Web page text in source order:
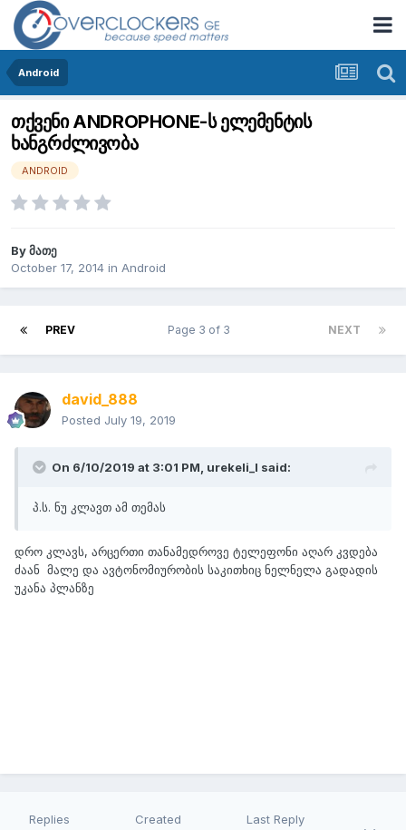
Android
თქვენი ANDROPHONE-ს ელემენტის
ხანგრძლივობა
ANDROID
Byმათე
October 17, 2014 in Android
PREV NEXT
Page 3 of 3
david_888
Posted July 19, 2019
On 6/10/2019 at 3:01 PM, urekeli_l said:
პ.ს. ნუ კლავთ ამ თემას
დრო კლავს, არცერთი თანამედროვე ტელეფონი აღარ კვდება
ძაან მალე და ავტონომიურობის საკითხიც ნელნელა გადადის
უკანა პლანზე
Replies Created Last Reply